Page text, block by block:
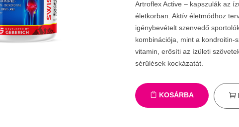
Artroflex Active – kapszulák az
életkorban. Aktív életmódhoz
igénybevételt szenvedő
kombinációja, mint a kondroitin-
vitamin, erősíti az ízületi
sérülések kockázatát.
KOSÁRBA